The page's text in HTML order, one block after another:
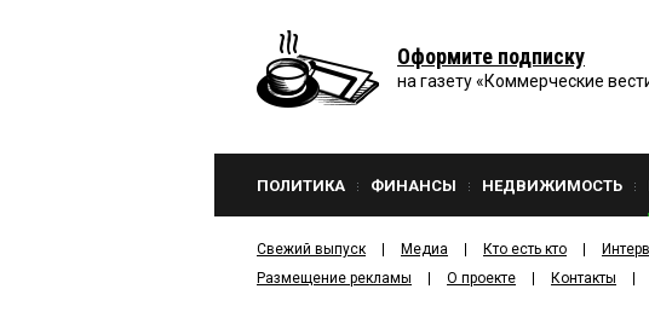
Оформите подписку
на газету «Коммерческие
ПОЛИТИКА ФИНАНСЫ НЕДВИЖИМОСТЬ
Свежий выпуск Медиа Кто есть кто
Размещение рекламы
О проекте Контакты